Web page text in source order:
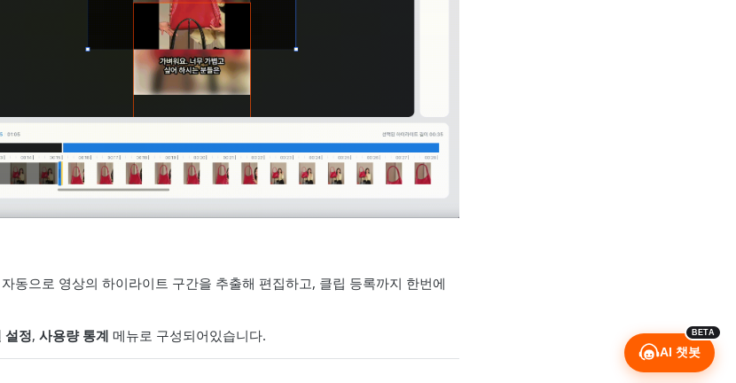
동으로 영상의 하이라이트 구간을 추출해 편집하고, 클립 등록까지 한번에
설정, 사용량 통계 메뉴로 구성되어있습니다. BETA
AI 챗봇